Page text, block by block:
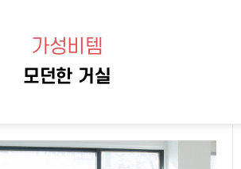
가성비템
모던한 거실
840 0
본문